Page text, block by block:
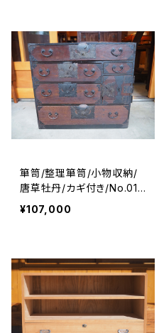
箪笥/整理箪笥/小物収納/
唐草牡丹/カギ付き/No.011
9
¥107,000